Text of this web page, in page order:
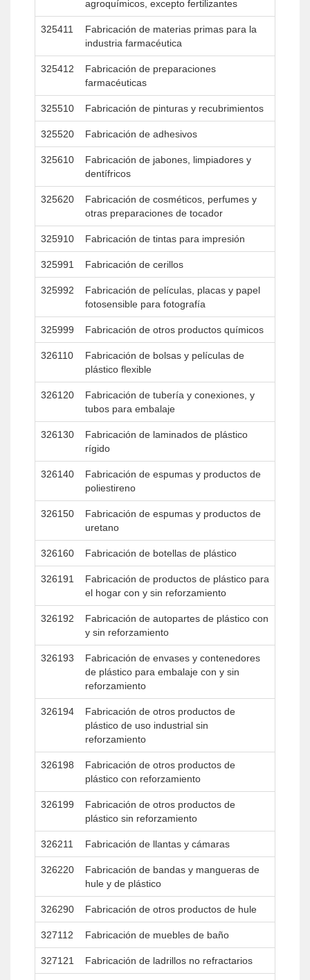
agroquímicos, excepto fertilizantes
325411
Fabricación de materias primas para la
industria farmacéutica
325412
Fabricación de preparaciones
farmacéuticas
325510 Fabricación de pinturas y recubrimientos
325520 Fabricación de adhesivos
325610
Fabricación de jabones, limpiadores y
dentífricos
325620
Fabricación de cosméticos, perfumes y
otras preparaciones de tocador
325910 Fabricación de tintas para impresión
325991 Fabricación de cerillos
325992
Fabricación de películas, placas y papel
fotosensible para fotografía
325999 Fabricación de otros productos químicos
326110
Fabricación de bolsas y películas de
plástico flexible
326120
Fabricación de tubería y conexiones, y
tubos para embalaje
326130
Fabricación de laminados de plástico
rígido
326140
Fabricación de espumas y productos de
poliestireno
326150
Fabricación de espumas y productos de
uretano
326160 Fabricación de botellas de plástico
326191
Fabricación de productos de plástico para
el hogar con y sin reforzamiento
326192
Fabricación de autopartes de plástico con
y sin reforzamiento
326193
Fabricación de envases y contenedores
de plástico para embalaje con y sin
reforzamiento
326194
Fabricación de otros productos de
plástico de uso industrial sin
reforzamiento
326198
Fabricación de otros productos de
plástico con reforzamiento
326199
Fabricación de otros productos de
plástico sin reforzamiento
326211 Fabricación de llantas y cámaras
326220
Fabricación de bandas y mangueras de
hule y de plástico
326290 Fabricación de otros productos de hule
327112 Fabricación de muebles de baño
327121 Fabricación de ladrillos no refractarios